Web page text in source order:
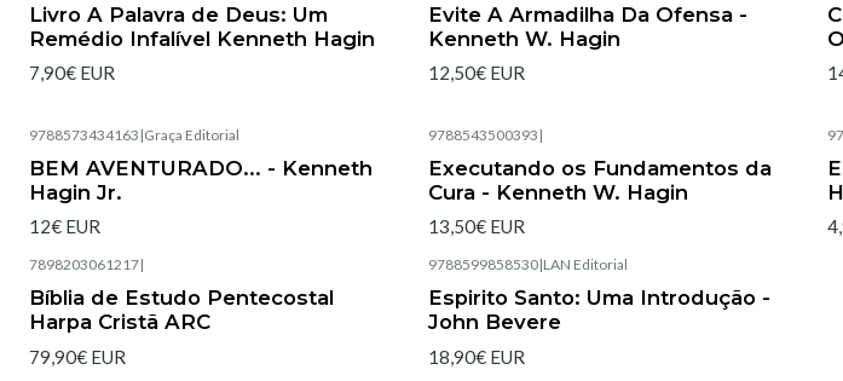
Livro A Palavra de Deus: Um
Remédio Infalível Kenneth Hagin
7,90€ EUR
Evite A Armadilha Da Ofensa -
Kenneth W. Hagin
12,50€ EUR
9788573434163 |Graça Editorial
BEM AVENTURADO... - Kenneth
Hagin Jr.
12€ EUR
9788543500393 |
Executando os Fundamentos da
Cura - Kenneth W. Hagin
13,50€ EUR
7898203061217|
Bíblia de Estudo Pentecostal
Harpa Cristã ARC
79,90€ EUR
9788599858530|LAN Editorial
Espirito Santo: Uma Introdução -
John Bevere
18,90€ EUR